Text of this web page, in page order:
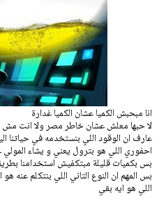
انا مبحبش الكميا عشان الكميا غدارة
لا حبها معلش عشان خاطر مصر ولا انت مش
عارف ان الوقود اللي بنستخدمه في
احفوري اللي هو بترول يعني و يشاء
بس بكميات قليلة مبتكفيش استخدامنا
بس المهم ان النوع التاني اللي بنتكلم عنه
اللي هو ايه بقي